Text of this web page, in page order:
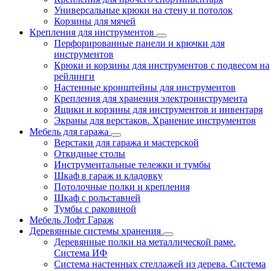
Универсальные крюки на стену и потолок
Корзины для мячей
Крепления для инструментов
Перфорированные панели и крючки для
инструментов
Крюки и корзины для инструментов с подвесом на
рейлинги
Настенные кронштейны для инструментов
Крепления для хранения электроинструмента
Ящики и корзины для инструментов и инвентаря
Экраны для верстаков. Хранение инструментов
Мебель для гаража
Верстаки для гаража и мастерской
Откидные столы
Инструментальные тележки и тумбы
Шкаф в гараж и кладовку
Потолочные полки и крепления
Шкаф с рольставней
Тумбы с раковиной
Мебель Лофт Гараж
Деревянные системы хранения
Деревянные полки на металлической раме.
Система ИФ
Система настенных стеллажей из дерева. Система